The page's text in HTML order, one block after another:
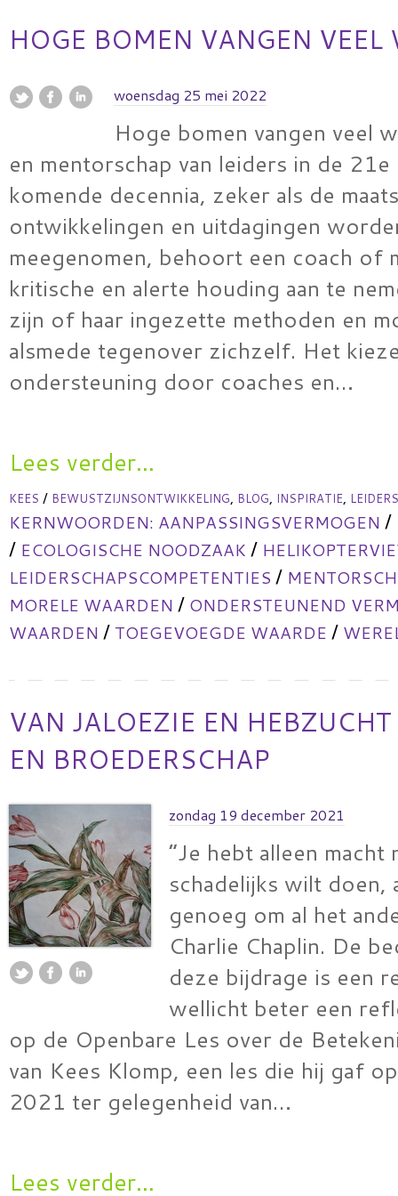
HOGE BOMEN VANGEN
woensdag 25 mei 2022
Hoge bomen vangen veel
en mentorschap van leiders in de
komende decennia, zeker als de
ontwikkelingen en uitdagingen
meegenomen, behoort een coach of
kritische en alerte houding aan te
zijn of haar ingezette methoden en
alsmede tegenover zichzelf. Het
ondersteuning door coaches en…
Lees verder...
KEES / BEWUSTZIJNSONTWIKKELING, BLOG, INSPIRATIE,
KERNWOORDEN: AANPASSINGSVERMOGEN /
/ ECOLOGISCHE NOODZAAK /
LEIDERSCHAPSCOMPETENTIES /
MORELE WAARDEN / ONDERSTEUNEND
WAARDEN / TOEGEVOEGDE WAARDE /
VAN JALOEZIE EN
EN BROEDERSCHAP
zondag 19 december 2021
“Je hebt alleen macht
schadelijks wilt doen,
genoeg om al het
Charlie Chaplin. De
deze bijdrage is een
wellicht beter een
op de Openbare Les over de
van Kees Klomp, een les die hij gaf
2021 ter gelegenheid van…
Lees verder...